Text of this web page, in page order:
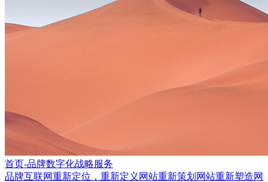
首页-品牌数字化战略服务
品牌互联网重新定位，重新定义网站重新策划网站重新塑造网